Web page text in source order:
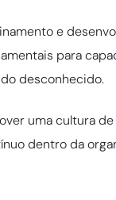
e
para
desconhecido.
uma cultura de
dentro da